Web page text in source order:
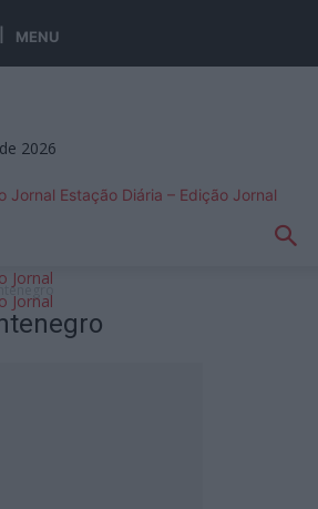
MENU
2026
Estação Diária – Edição Jornal